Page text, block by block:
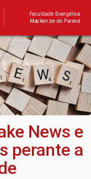
Faculdade Evangélica
Mackenzie do Paraná
News e
perante a